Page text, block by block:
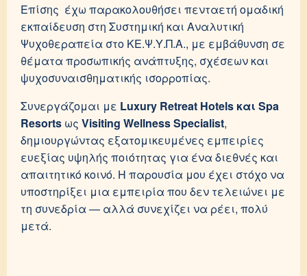
Επίσης έχω παρακολουθήσει πενταετή ομαδική
εκπαίδευση στη Συστημική και Αναλυτική
Ψυχοθεραπεία στο ΚΕ.Ψ.Υ.Π.Α., με εμβάθυνση σε
θέματα προσωπικής ανάπτυξης, σχέσεων και
ψυχοσυναισθηματικής ισορροπίας.
Συνεργάζομαι με Luxury Retreat Hotels και Spa
Resorts ως Visiting Wellness Specialist,
δημιουργώντας εξατομικευμένες εμπειρίες
ευεξίας υψηλής ποιότητας για ένα διεθνές και
απαιτητικό κοινό. Η παρουσία μου έχει στόχο να
υποστηρίξει μια εμπειρία που δεν τελειώνει με
τη συνεδρία — αλλά συνεχίζει να ρέει, πολύ
μετά.